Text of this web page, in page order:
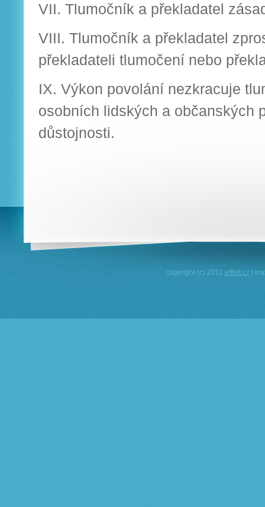
VII. Tlumočník a překladatel
VIII. Tlumočník a překladatel
překladateli tlumočení nebo
IX. Výkon povolání nezkracuje
osobních lidských a občanských
důstojnosti.
copyright (c) 2011 effort.cz |